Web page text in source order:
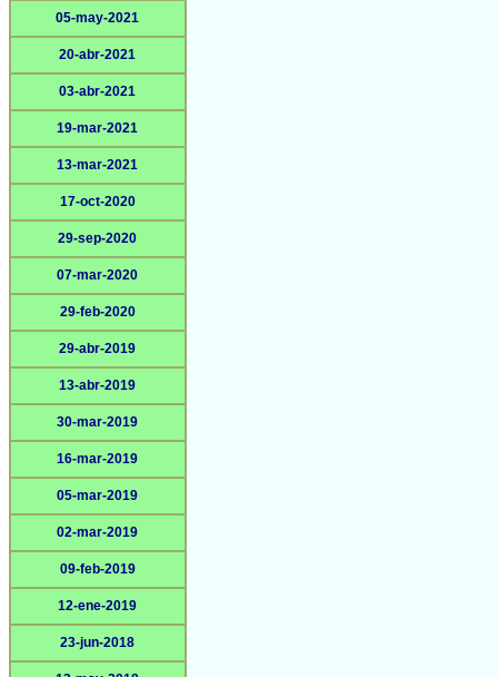
05-may-2021
20-abr-2021
03-abr-2021
19-mar-2021
13-mar-2021
17-oct-2020
29-sep-2020
07-mar-2020
29-feb-2020
29-abr-2019
13-abr-2019
30-mar-2019
16-mar-2019
05-mar-2019
02-mar-2019
09-feb-2019
12-ene-2019
23-jun-2018